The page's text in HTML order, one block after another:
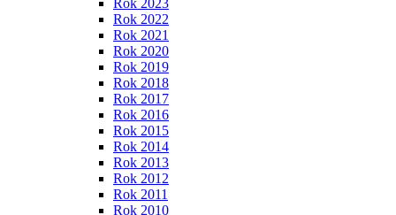
Rok 2023
Rok 2022
Rok 2021
Rok 2020
Rok 2019
Rok 2018
Rok 2017
Rok 2016
Rok 2015
Rok 2014
Rok 2013
Rok 2012
Rok 2011
Rok 2010